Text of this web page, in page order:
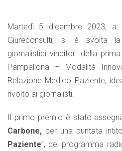
Martedì 5 dicembre 2023, a
Giureconsulti, si è svolta
giornalistici vincitori della
Pampallona – Modalità
Relazione Medico Paziente,
rivolto ai giornalisti.
Il primo premio è stato
Carbone, per una puntata
Paziente”, del programma